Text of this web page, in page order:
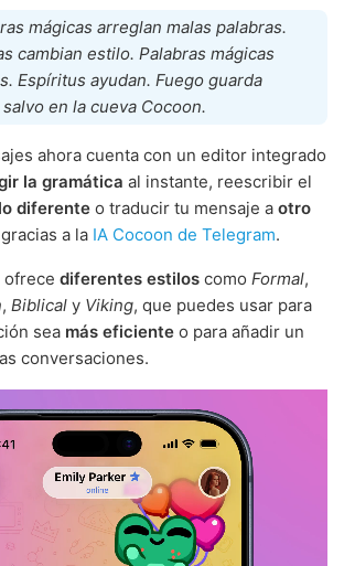
mágicas arreglan malas palabras.
cambian estilo. Palabras mágicas
Espíritus ayudan. Fuego guarda
en la cueva Cocoon.
ahora cuenta con un editor integrado
la gramática al instante, reescribir el
diferente o traducir tu mensaje a otro
a la IA Cocoon de Telegram.
ofrece diferentes estilos como Formal,
, Biblical y Viking, que puedes usar para
sea más eficiente o para añadir un
conversaciones.